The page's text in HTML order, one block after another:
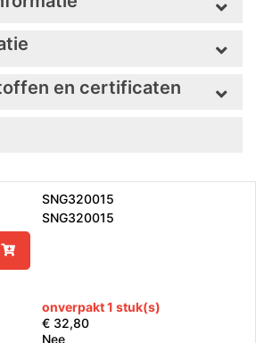
en certificaten
SNG320015
SNG320015
onverpakt 1 stuk(s)
€ 32,80
Nee